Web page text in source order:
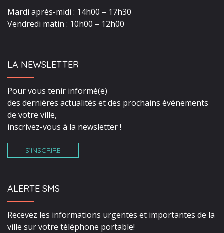
Mardi après-midi : 14h00 – 17h30
Vendredi matin : 10h00 – 12h00
LA NEWSLETTER
Pour vous tenir informé(e)
des dernières actualités et des prochains événements
de votre ville,
inscrivez-vous à la newsletter !
S’INSCRIRE
ALERTE SMS
Recevez les informations urgentes et importantes de la
ville sur votre téléphone portable!